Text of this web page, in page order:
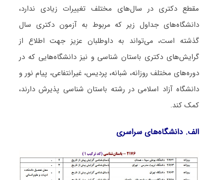
مقطع دکتری در سال‌های مختلف تغییرات زیادی ندارد،
دانشگاه‌های جداول زیر که مربوط به آزمون دکتری سال
گذشته است، می‌تواند به داوطلبان عزیز جهت اطلاع از
گرایش‌های دکتری باستان شناسی و نیز دانشگاه‌هایی که در
دوره‌های مختلف روزانه، شبانه، پردیس، غیرانتفاعی، پیام نور و
دانشگاه آزاد اﺳﻼمی در رشته باستان شناسی پذیرش دارند،
کمک کند.
الف. دانشگاه‌های سراسری